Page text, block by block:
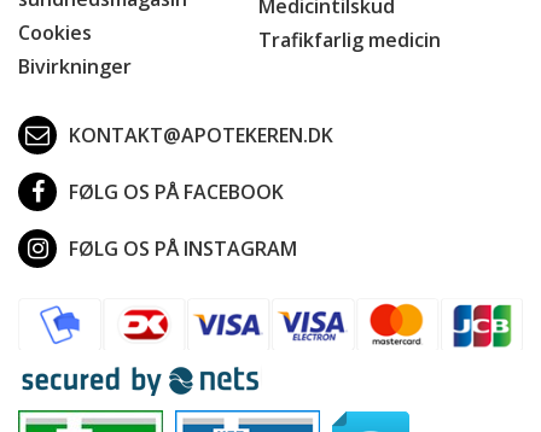
Cookies
Bivirkninger
Medicintilskud
Trafikfarlig medicin
KONTAKT@APOTEKEREN.DK
FØLG OS PÅ FACEBOOK
FØLG OS PÅ INSTAGRAM